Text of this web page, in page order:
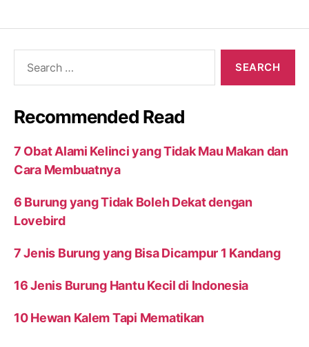
Recommended Read
7 Obat Alami Kelinci yang Tidak Mau Makan dan
Cara Membuatnya
6 Burung yang Tidak Boleh Dekat dengan
Lovebird
7 Jenis Burung yang Bisa Dicampur 1 Kandang
16 Jenis Burung Hantu Kecil di Indonesia
10 Hewan Kalem Tapi Mematikan